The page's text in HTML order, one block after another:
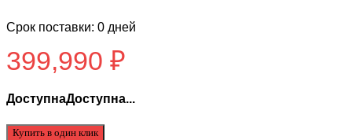
Срок поставки: 0 дней
399,990 ₽
ДоступнаДоступна...
Купить в один клик